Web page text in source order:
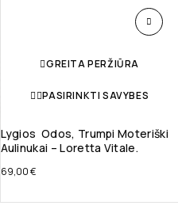
GREITA PERŽIŪRA
PASIRINKTI SAVYBES
Lygios Odos, Trumpi Moteriški
Aulinukai – Loretta Vitale.
69,00€